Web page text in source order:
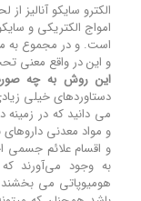
الکترو سایکو آنالیز
امواج الکتریکی و
است. و در مجموع به
و این در واقع معنی
این روش به چه
دستاوردهای خیلی
می دانید که در زمینه
و مواد معدنی
و اقسام علائم جسمی
به وجود می‌آورند
هومیوپاتی می بخشند.